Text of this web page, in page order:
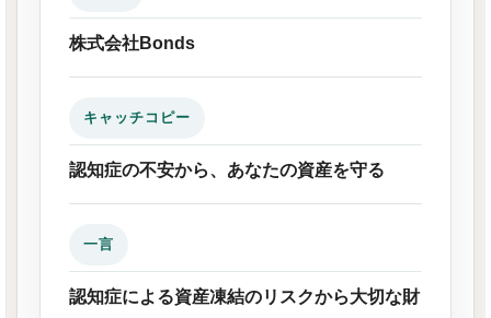
株式会社Bonds
キャッチコピー
認知症の不安から、あなたの資産を守る
一言
認知症による資産凍結のリスクから大切な財